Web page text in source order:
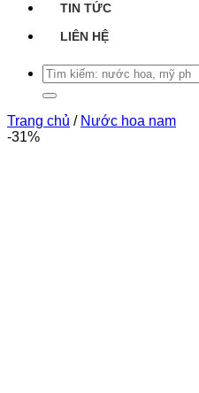
TIN TỨC
LIÊN HỆ
Tìm
kiếm:
Trang chủ / Nước hoa nam
-31%